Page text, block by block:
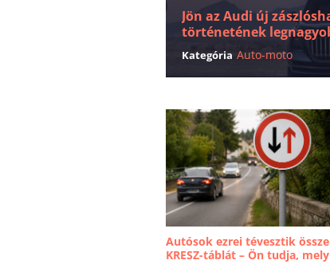
Jön az Audi új
történetének
Kategória Auto-moto
Autósok ezrei tévesztik
KRESZ-táblát – Ön tudja,